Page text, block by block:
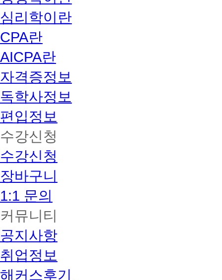
심리학이란
CPA란
AICPA란
자격증정보
독학사정보
편입정보
수강신청
수강신청
장바구니
1:1 문의
커뮤니티
공지사항
취업정보
해커스후기